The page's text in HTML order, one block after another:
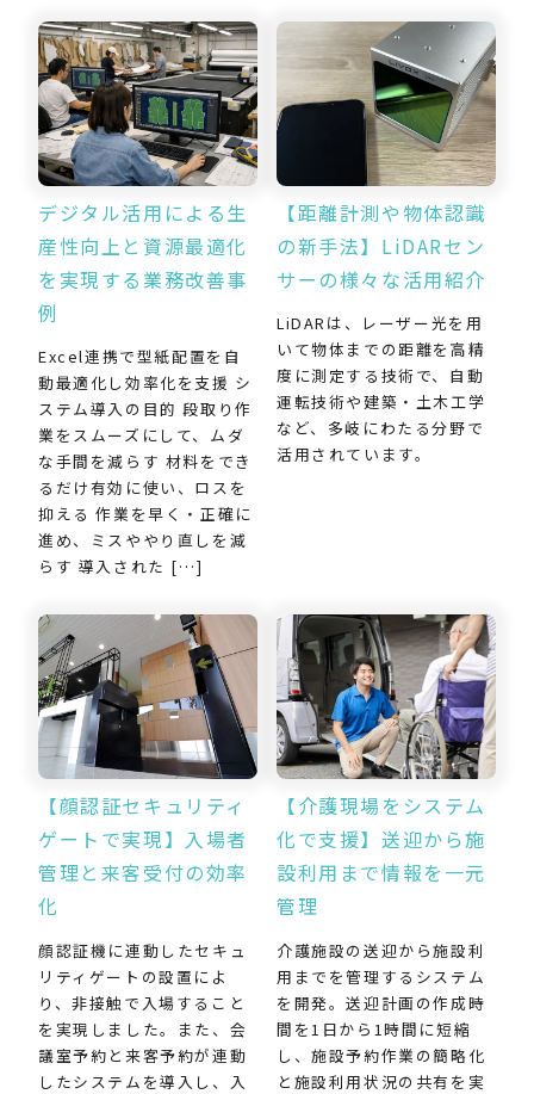
デジタル活用による生
産性向上と資源最適化
を実現する業務改善事
例
Excel連携で型紙配置を自
動最適化し効率化を支援 シ
ステム導入の目的 段取り作
業をスムーズにして、ムダ
な手間を減らす 材料をでき
るだけ有効に使い、ロスを
抑える 作業を早く・正確に
進め、ミスややり直しを減
らす 導入された […]
【距離計測や物体認識
の新手法】LiDARセン
サーの様々な活用紹介
LiDARは、レーザー光を用
いて物体までの距離を高精
度に測定する技術で、自動
運転技術や建築・土木工学
など、多岐にわたる分野で
活用されています。
【顔認証セキュリティ
ゲートで実現】入場者
管理と来客受付の効率
化
顔認証機に連動したセキュ
リティゲートの設置によ
り、非接触で入場すること
を実現しました。また、会
議室予約と来客予約が連動
したシステムを導入し、入
【介護現場をシステム
化で支援】送迎から施
設利用まで情報を一元
管理
介護施設の送迎から施設利
用までを管理するシステム
を開発。送迎計画の作成時
間を1日から1時間に短縮
し、施設予約作業の簡略化
と施設利用状況の共有を実